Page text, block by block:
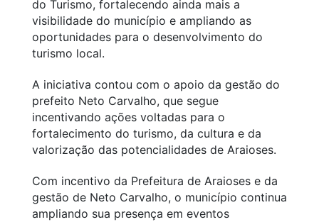
do Turismo, fortalecendo ainda mais a
visibilidade do município e ampliando as
oportunidades para o desenvolvimento do
turismo local.
A iniciativa contou com o apoio da gestão do
prefeito Neto Carvalho, que segue
incentivando ações voltadas para o
fortalecimento do turismo, da cultura e da
valorização das potencialidades de Araioses.
Com incentivo da Prefeitura de Araioses e da
gestão de Neto Carvalho, o município continua
ampliando sua presença em eventos